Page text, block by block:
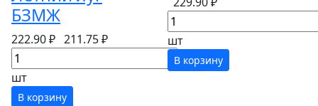
БЗМЖ
222.90 ₽ 211.75 ₽
шт
В корзину
шт
В корзину